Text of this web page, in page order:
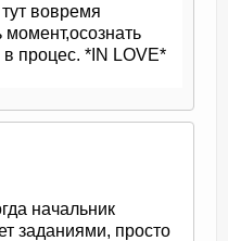
вовремя
момент,осознать
в процес. *IN LOVE*
начальник
заданиями, просто